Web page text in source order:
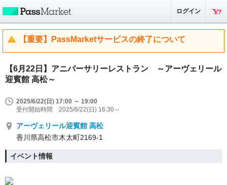
ログイン
【重要】PassMarketサービスの終了について
【6月22日】アニバーサリーレストラン ～アーヴェリール
迎賓館 高松～
2025/6/22(日) 17:00 ～ 19:00
受付開始時間 2025/6/22(日) 16:30～
アーヴェリール迎賓館 高松
香川県高松市木太町2169-1
イベント情報